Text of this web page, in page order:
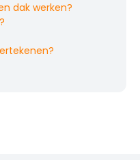
dak werken?